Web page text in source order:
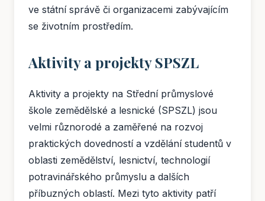
ve státní správě či organizacemi zabývajícím
se životním prostředím.
Aktivity a projekty SPSZL
Aktivity a projekty na Střední průmyslové
škole zemědělské a lesnické (SPSZL) jsou
velmi různorodé a zaměřené na rozvoj
praktických dovedností a vzdělání studentů v
oblasti zemědělství, lesnictví, technologií
potravinářského průmyslu a dalších
příbuzných oblastí. Mezi tyto aktivity patří